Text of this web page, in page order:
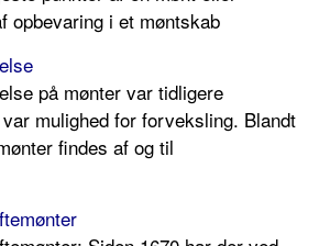
opbevaring i et møntskab
på mønter var tidligere
mulighed for forveksling. Blandt
findes af og til